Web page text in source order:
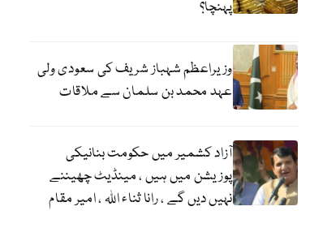
پہنچا؟
وزیراعظم شہباز شریف کی سعودی ولی
عہد محمد بن سلمان سے ملاقات
آزاد کشمیر میں حکومت بنانیکی
پوزیشن میں ہیں ، مینڈیٹ چھیننے
نہیں دیں گے ، رانا ثناء اللہ ، امیر مقام